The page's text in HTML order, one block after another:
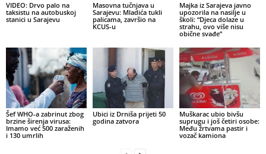
VIDEO: Drvo palo na
taksistu na autobuskoj
stanici u Sarajevu
Masovna tučnjava u
Sarajevu: Mladića tukli
palicama, završio na
KCUS-u
Majka iz Sarajeva javno
upozorila na nasilje u
školi: “Djeca dolaze u
strahu, ovo više nisu
obične svađe”
Šef WHO-a zabrinut zbog
brzine širenja virusa:
Imamo već 500 zaraženih
i 130 umrlih
Ubici iz Drniša prijeti 50
godina zatvora
Muškarac ubio bivšu
suprugu i još četiri osobe:
Među žrtvama pastir i
vozač kamiona